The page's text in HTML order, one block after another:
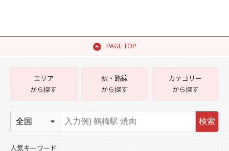
PAGE TOP
エリア
から探す
駅・路線
から探す
カテゴリー
から探す
検索
人気キーワード